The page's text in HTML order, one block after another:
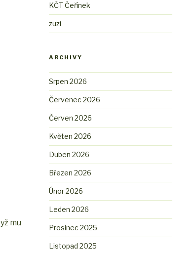
mu
KČT Čeřínek
zuzi
ARCHIVY
Srpen 2026
Červenec 2026
Červen 2026
Květen 2026
Duben 2026
Březen 2026
Únor 2026
Leden 2026
Prosinec 2025
Listopad 2025